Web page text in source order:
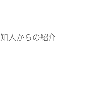
知人からの紹介